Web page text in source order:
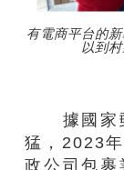
有電商平台的
以到
據國家郵
猛，2023
政公司包裹